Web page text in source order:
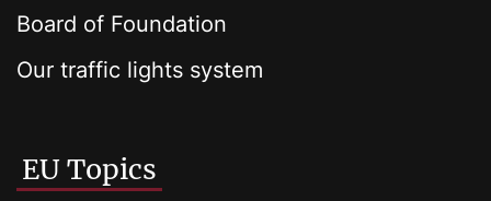
Board of Foundation
Our traffic lights system
EU Topics